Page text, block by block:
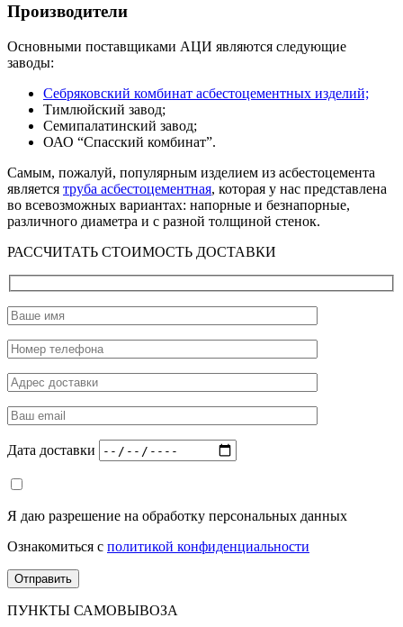
Производители
Основными поставщиками АЦИ являются следующие
заводы:
Себряковский комбинат асбестоцементных изделий;
Тимлюйский завод;
Семипалатинский завод;
ОАО “Спасский комбинат”.
Самым, пожалуй, популярным изделием из асбестоцемента
является труба асбестоцементная, которая у нас представлена
во всевозможных вариантах: напорные и безнапорные,
различного диаметра и с разной толщиной стенок.
РАССЧИТАТЬ СТОИМОСТЬ ДОСТАВКИ
Дата доставки
Я даю разрешение на обработку персональных данных
Ознакомиться с политикой конфиденциальности
ПУНКТЫ САМОВЫВОЗА